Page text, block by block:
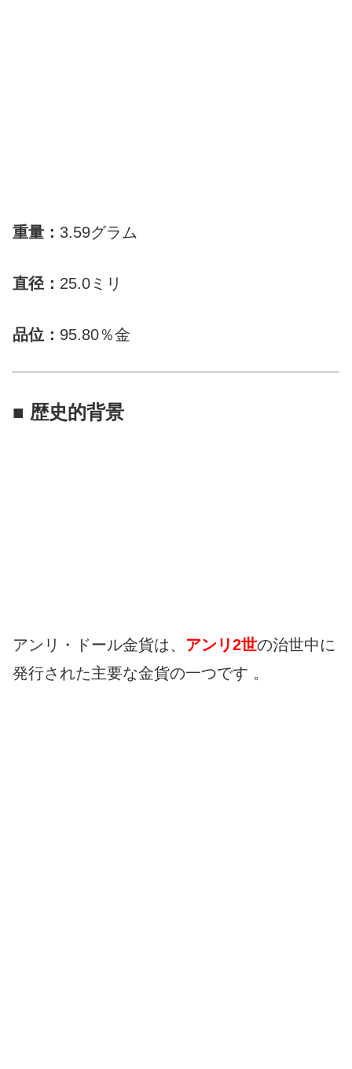
重量： 3.59グラム
直径： 25.0ミリ
品位： 95.80％金
■ 歴史的背景
アンリ・ドール金貨は、 アンリ2世の治世中に
発行された主要な金貨の一つです 。